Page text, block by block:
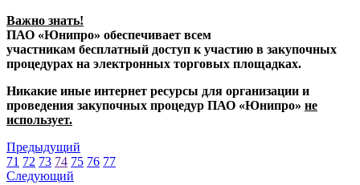
Важно знать!
ПАО «Юнипро» обеспечивает всем
участникам бесплатный доступ к участию в закупочных
процедурах на электронных торговых площадках.
Никакие иные интернет ресурсы для организации и
проведения закупочных процедур ПАО «Юнипро» не
использует.
Предыдущий
71 72 73 74 75 76 77
Следующий